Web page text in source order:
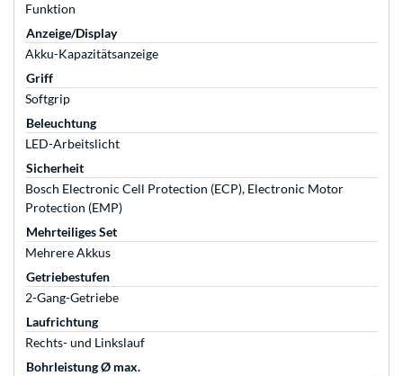
Funktion
Anzeige/Display
Akku-Kapazitätsanzeige
Griff
Softgrip
Beleuchtung
LED-Arbeitslicht
Sicherheit
Bosch Electronic Cell Protection (ECP), Electronic Motor
Protection (EMP)
Mehrteiliges Set
Mehrere Akkus
Getriebestufen
2-Gang-Getriebe
Laufrichtung
Rechts- und Linkslauf
Bohrleistung Ø max.